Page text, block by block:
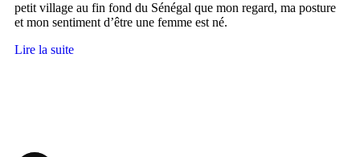
petit village au fin fond du Sénégal que mon regard, ma posture
et mon sentiment d’être une femme est né.
Lire la suite